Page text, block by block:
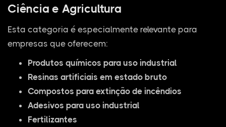
Ciência e Agricultura
Esta categoria é especialmente relevante para
empresas que oferecem:
Produtos químicos para uso industrial
Resinas artificiais em estado bruto
Compostos para extinção de incêndios
Adesivos para uso industrial
Fertilizantes